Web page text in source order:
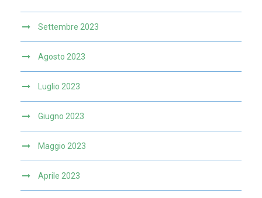
Settembre 2023
Agosto 2023
Luglio 2023
Giugno 2023
Maggio 2023
Aprile 2023